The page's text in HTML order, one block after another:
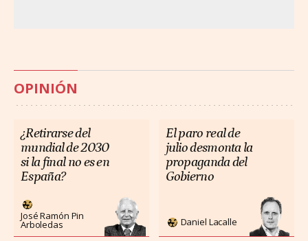
OPINIÓN
¿Retirarse del
mundial de 2030
si la final no es en
España?
José Ramón Pin
Arboledas
El paro real de
julio desmonta la
propaganda del
Gobierno
Daniel Lacalle